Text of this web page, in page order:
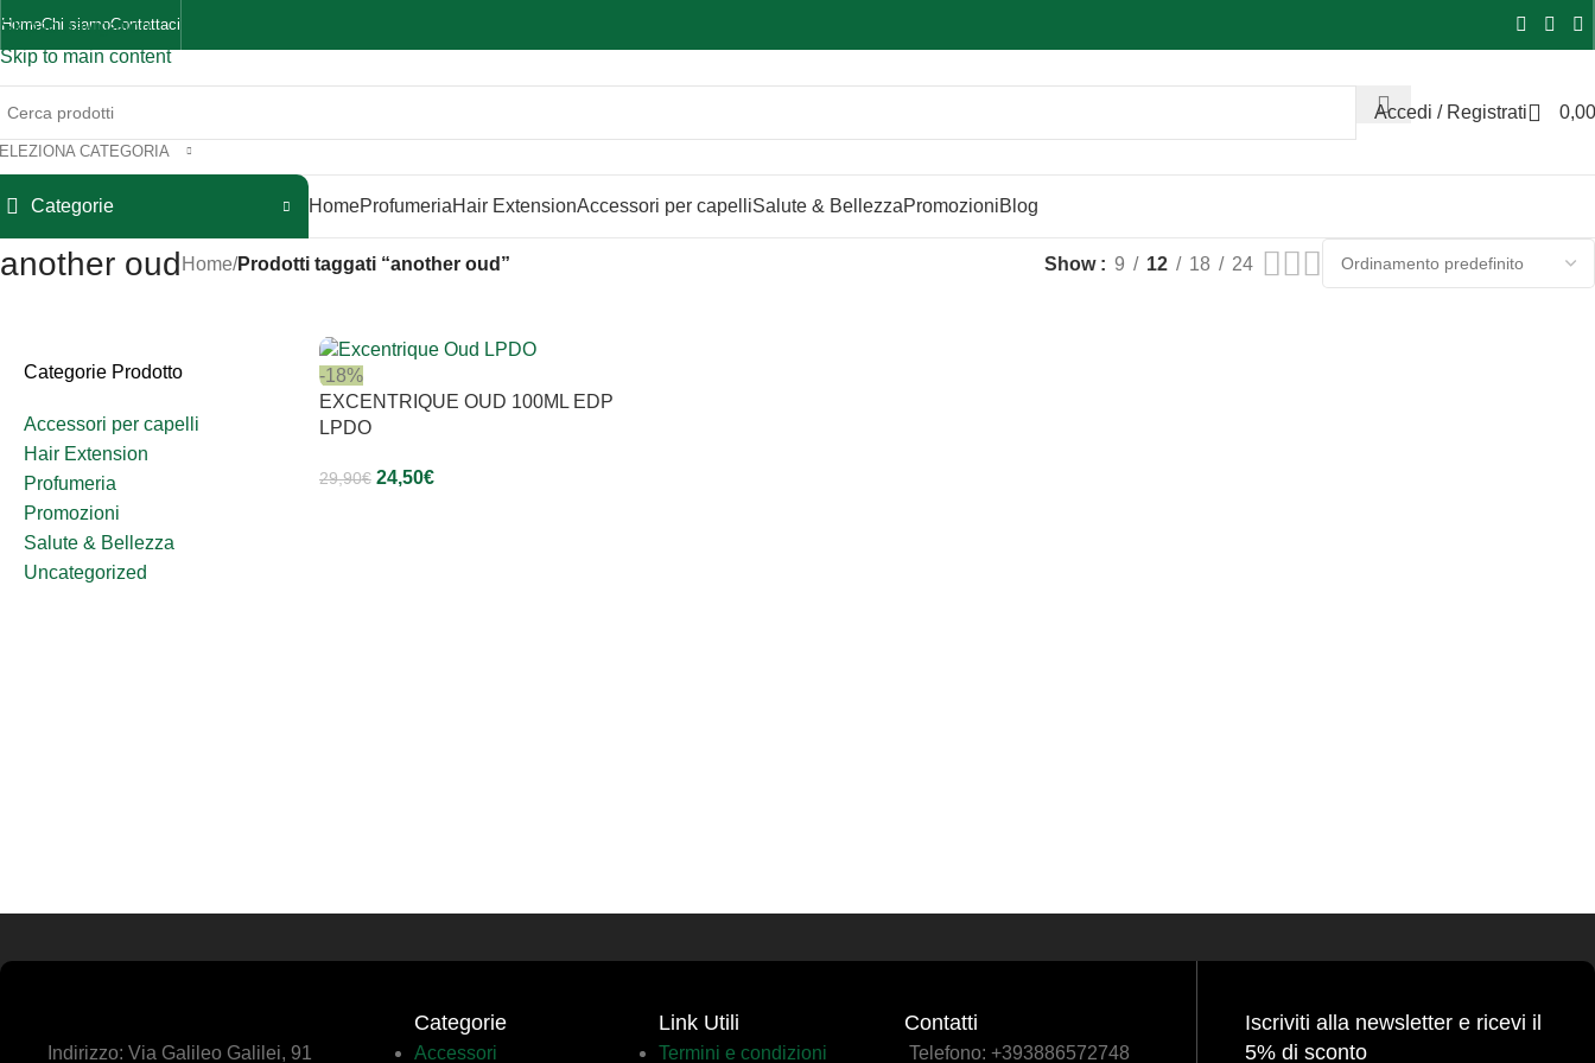
Skip to navigation
Skip to main content
HomeChi siamoContattaci
CATEGORIA
Accedi / Registrati 0,00
Categorie HomeProfumeriaHair ExtensionAccessori per capelliSalute & BellezzaPromozioniBlog
another oud Home/Prodotti taggati “another oud” Show 9 12 18 24
Categorie Prodotto
Accessori per capelli
Hair Extension
Profumeria
Promozioni
Salute & Bellezza
Uncategorized
-18%
EXCENTRIQUE OUD 100ML EDP
LPDO
29,90€ 24,50€
Indirizzo: Via Galileo Galilei, 91
Categorie
Accessori
Link Utili
Termini e condizioni
Contatti
Telefono: +393886572748
Iscriviti alla newsletter e ricevi il
5% di sconto